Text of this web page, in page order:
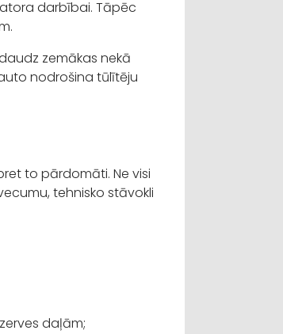
darbībai. Tāpēc
zemākas nekā
nodrošina tūlītēju
to pārdomāti. Ne visi
tehnisko stāvokli
daļām;